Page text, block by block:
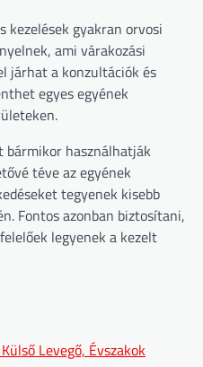
kezelések gyakran orvosi
ami várakozási
járhat a konzultációk és
egyes egyének
bármikor használhatják
téve az egyének
tegyenek kisebb
Fontos azonban biztosítani,
legyenek a kezelt
Levegő, Évszakok